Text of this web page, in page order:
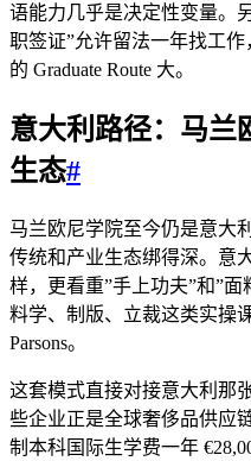
语能力几乎是决定性变量。
职签证”允许留法一年找工
的 Graduate Route 大。
意大利路径：马兰
生态#
马兰欧尼学院至今仍是意大
传统和产业生态绑得深。意
样，更看重”手上功夫”和”
料学、制版、立裁这类实操
Parsons。
这套模式直接对接意大利那
些企业正是全球奢侈品供应
制本科国际生学费一年